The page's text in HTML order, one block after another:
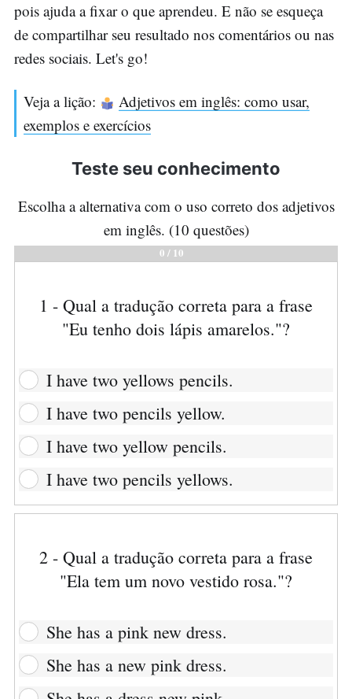
pois ajuda a fixar o que aprendeu. E não se esqueça
de compartilhar seu resultado nos comentários ou nas
redes sociais. Let's go!
Veja a lição:
Adjetivos em inglês: como usar,
exemplos e exercícios
Teste seu conhecimento
Escolha a alternativa com o uso correto dos adjetivos
em inglês. (10 questões)
0 / 10
1 - Qual a tradução correta para a frase
"Eu tenho dois lápis amarelos."?
I have two yellows pencils.
I have two pencils yellow.
I have two yellow pencils.
I have two pencils yellows.
2 - Qual a tradução correta para a frase
"Ela tem um novo vestido rosa."?
She has a pink new dress.
She has a new pink dress.